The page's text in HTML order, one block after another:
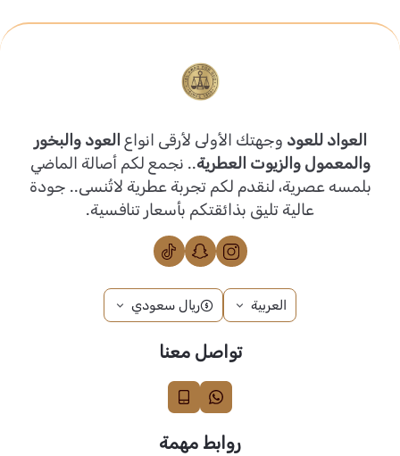
العواد للعود وجهتك الأولى لأرقى انواع العود والبخور
والمعمول والزيوت العطرية.. نجمع لكم أصالة الماضي
بلمسه عصرية، لنقدم لكم تجربة عطرية لاتُنسى.. جودة
عالية تليق بذائقتكم بأسعار تنافسية.
العربية ريال سعودي
تواصل معنا
روابط مهمة